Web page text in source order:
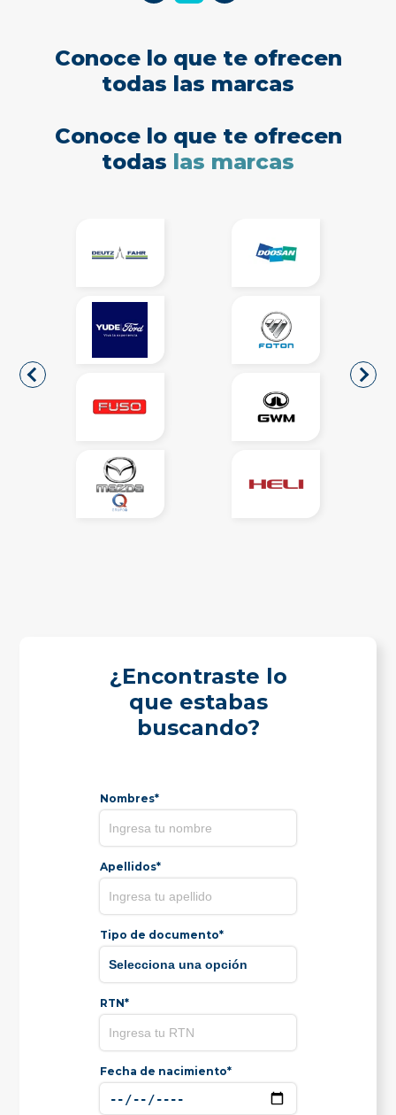
Conoce lo que te ofrecen
todas las marcas
Conoce lo que te ofrecen
todas las marcas
¿Encontraste lo
que estabas
buscando?
Nombres*
Apellidos*
Tipo de documento*
RTN*
Fecha de nacimiento*